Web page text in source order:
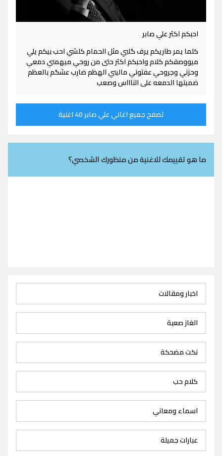
احبكم اكثر علي صابر
كلما يمر طاريكم يرف گلبي مثل الحمام كلشي احب بيكم يلي
ميووصفكم كلام واحبكم اكثر حتى من روحي ميهمني دمعي
وحزني وجروحي عفتوني ماليني الهظم ضارب عشگم بالعظم
ضميتها الدمعه على الناااس وصعب
تصفح جميع اغاني علي صابر 40 اغنية
ما هو تقييمك للاغنية من منظورك الشخصي؟
اخبار ومقالات
الغاز صعبة
نكت مضحكة
كلام حب
اسماء ومعاني
عبارات جميلة